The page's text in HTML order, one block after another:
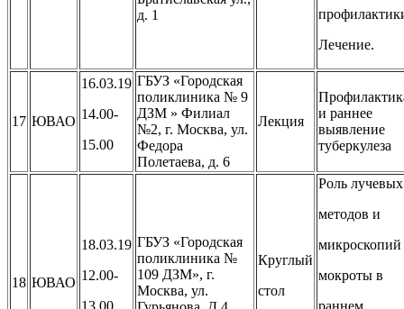
д. 1
Лечение.
17 ЮВАО
16.03.19
14.00-
15.00
ГБУЗ «Городская
поликлиника № 9
ДЗМ » Филиал
№2, г. Москва, ул.
Федора
Полетаева, д. 6
Лекция
и раннее
выявление
туберкулеза
18 ЮВАО
18.03.19
12.00-
13.00
ГБУЗ «Городская
поликлиника №
109 ДЗМ», г.
Москва, ул.
Круглый
стол
Роль лучевых
методов и
микроскопий
мокроты в
раннем